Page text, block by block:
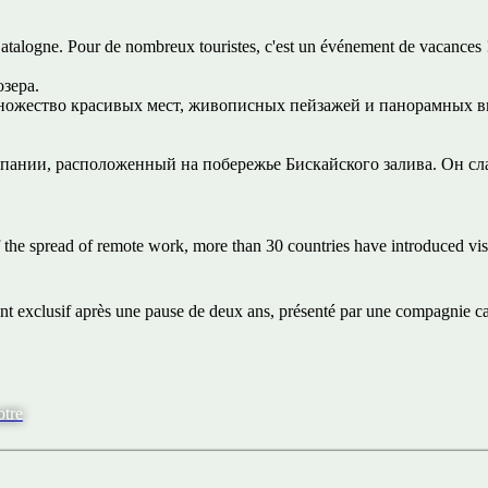
Pour de nombreux touristes, c'est un événement de vacances
красивых мест, живописных пейзажей и панорамных
расположенный на побережье Бискайского залива. Он
spread of remote work, more than 30 countries have introduced
après une pause de deux ans, présenté par une